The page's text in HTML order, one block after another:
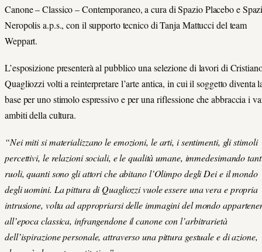
Canone – Classico – Contemporaneo, a cura di Spazio Placebo e
Neropolis a.p.s., con il supporto tecnico di Tanja Mattucci del team
Weppart.
L’esposizione presenterà al pubblico una selezione di lavori di
Quagliozzi volti a reinterpretare l’arte antica, in cui il soggetto diventa
base per uno stimolo espressivo e per una riflessione che abbraccia i
ambiti della cultura.
“Nei miti si materializzano le emozioni, le arti, i sentimenti, gli stimoli
percettivi, le relazioni sociali, e le qualità umane, immedesimando
ruoli, quanti sono gli attori che abitano l’Olimpo degli Dei e il mondo
degli uomini. La pittura di Quagliozzi vuole essereuna vera e propria
intrusione, volta ad appropriarsi delle immagini del mondo
all’epoca classica, infrangendone il canone con l’arbitrarietà
dell’ispirazione personale, attraverso una pittura gestuale e di azione,